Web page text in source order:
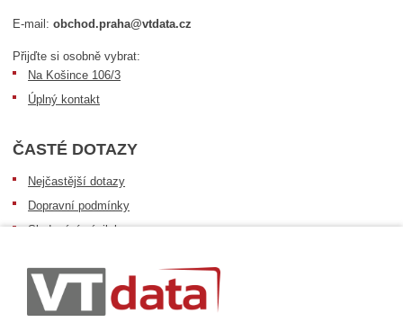
E-mail:obchod.praha@vtdata.cz
Přijďte si osobně vybrat:
Na Košince 106/3
Úplný kontakt
ČASTÉ DOTAZY
Nejčastější dotazy
Dopravní podmínky
Sledování zásilek
Informace k dostupnosti zboží
Obecné informace